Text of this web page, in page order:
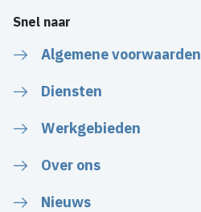
Snel naar
Algemene voorwaarden
Diensten
Werkgebieden
Over ons
Nieuws